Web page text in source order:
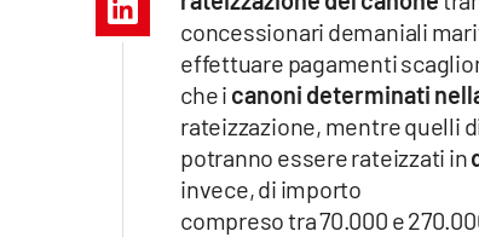
Vai
concessionari demaniali
effettuare pagamenti
che i canoni determinati
rateizzazione, mentre quelli
potranno essere rateizzati in
invece, di importo
compreso tra 70.000 e